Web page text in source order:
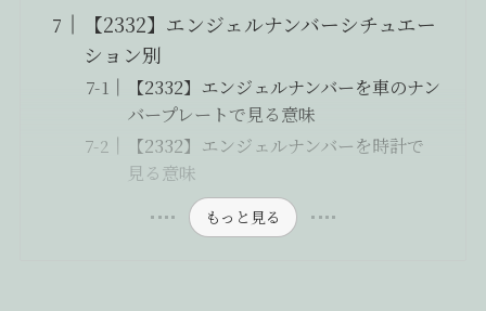
【2332】エンジェルナンバーシチュエー
ション別
【2332】エンジェルナンバーを車のナン
バープレートで見る意味
【2332】エンジェルナンバーを時計で
見る意味
もっと見る